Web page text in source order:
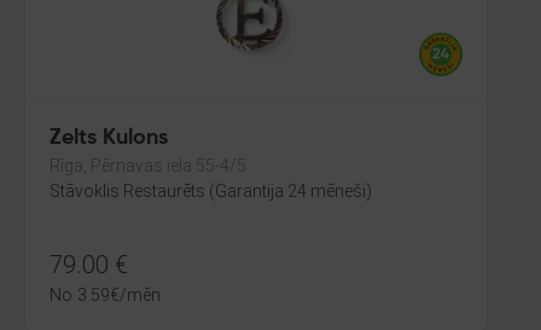
Zelts Kulons
Rīga, Pērnavas iela 55-4/5
Stāvoklis Restaurēts (Garantija 24 mēneši)
79.00 €
No 3.59€/mēn.